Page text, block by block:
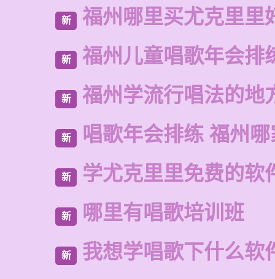
新 福州哪里买尤克里里
新 福州儿童唱歌年会排
新 福州学流行唱法的地
新 唱歌年会排练 福州
新 学尤克里里免费的软
新 哪里有唱歌培训班
新 我想学唱歌下什么软